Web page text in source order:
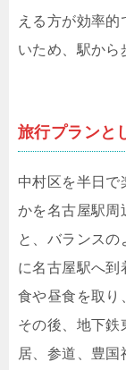
える方が効率
いため、駅から
旅行プランと
中村区を半日で
かを名古屋駅周
と、バランスの
に名古屋駅へ到
食や昼食を取り
その後、地下鉄
居、参道、豊国